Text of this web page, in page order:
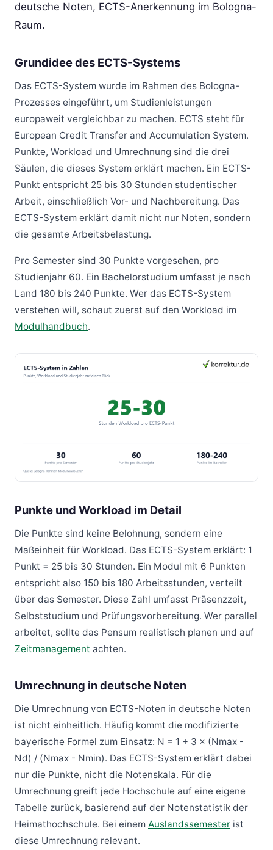
deutsche Noten, ECTS-Anerkennung im Bologna-
Raum.
Grundidee des ECTS-Systems
Das ECTS-System wurde im Rahmen des Bologna-
Prozesses eingeführt, um Studienleistungen
europaweit vergleichbar zu machen. ECTS steht für
European Credit Transfer and Accumulation System.
Punkte, Workload und Umrechnung sind die drei
Säulen, die dieses System erklärt machen. Ein ECTS-
Punkt entspricht 25 bis 30 Stunden studentischer
Arbeit, einschließlich Vor- und Nachbereitung. Das
ECTS-System erklärt damit nicht nur Noten, sondern
die gesamte Arbeitsbelastung.
Pro Semester sind 30 Punkte vorgesehen, pro
Studienjahr 60. Ein Bachelorstudium umfasst je nach
Land 180 bis 240 Punkte. Wer das ECTS-System
verstehen will, schaut zuerst auf den Workload im
Modulhandbuch.
Punkte und Workload im Detail
Die Punkte sind keine Belohnung, sondern eine
Maßeinheit für Workload. Das ECTS-System erklärt: 1
Punkt = 25 bis 30 Stunden. Ein Modul mit 6 Punkten
entspricht also 150 bis 180 Arbeitsstunden, verteilt
über das Semester. Diese Zahl umfasst Präsenzzeit,
Selbststudium und Prüfungsvorbereitung. Wer parallel
arbeitet, sollte das Pensum realistisch planen und auf
Zeitmanagement achten.
Umrechnung in deutsche Noten
Die Umrechnung von ECTS-Noten in deutsche Noten
ist nicht einheitlich. Häufig kommt die modifizierte
bayerische Formel zum Einsatz: N = 1 + 3 × (Nmax -
Nd) / (Nmax - Nmin). Das ECTS-System erklärt dabei
nur die Punkte, nicht die Notenskala. Für die
Umrechnung greift jede Hochschule auf eine eigene
Tabelle zurück, basierend auf der Notenstatistik der
Heimathochschule. Bei einem Auslandssemester ist
diese Umrechnung relevant.